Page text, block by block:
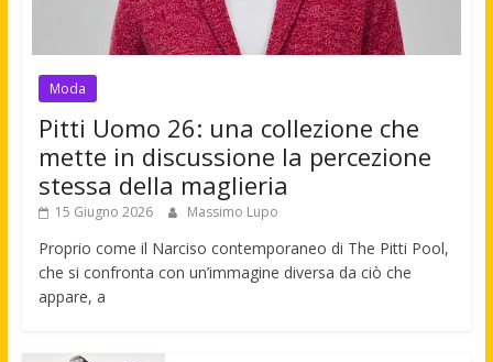
Moda
Pitti Uomo 26: una collezione che
mette in discussione la percezione
stessa della maglieria
15 Giugno 2026 Massimo Lupo
Proprio come il Narciso contemporaneo di The Pitti Pool,
che si confronta con un’immagine diversa da ciò che
appare, a